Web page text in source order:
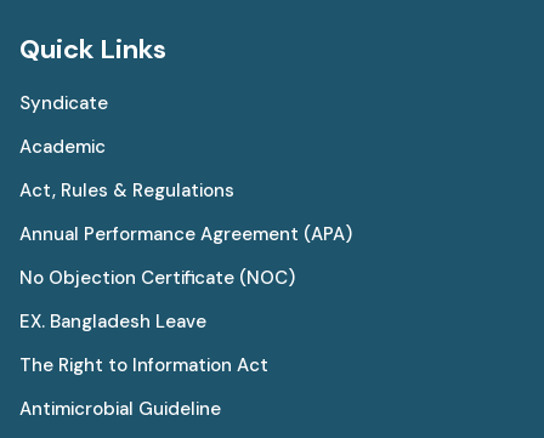
Quick Links
Syndicate
Academic
Act, Rules & Regulations
Annual Performance Agreement (APA)
No Objection Certificate (NOC)
EX. Bangladesh Leave
The Right to Information Act
Antimicrobial Guideline